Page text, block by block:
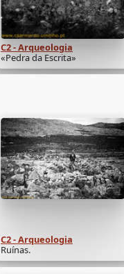
C2 - Arqueologia
«Pedra da Escrita»
C2 - Arqueologia
Ruínas.